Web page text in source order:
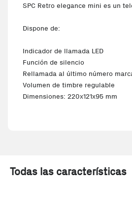
SPC Retro elegance mini es un
Dispone de:
Indicador de llamada LED
Función de silencio
Rellamada al último número
Volumen de timbre regulable
Dimensiones: 220x121x95 mm
Todas las características